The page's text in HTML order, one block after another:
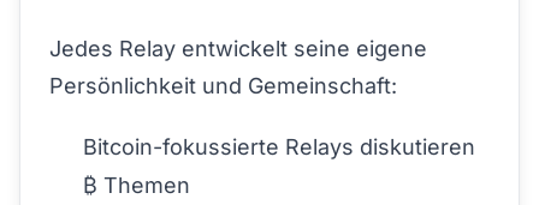
Jedes Relay entwickelt seine eigene
Persönlichkeit und Gemeinschaft:
Bitcoin-fokussierte Relays diskutieren
₿ Themen